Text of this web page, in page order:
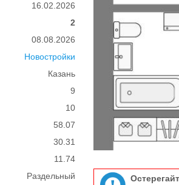
16.02.2026
2
08.08.2026
Новостройки
Казань
9
10
58.07
30.31
11.74
Раздельный